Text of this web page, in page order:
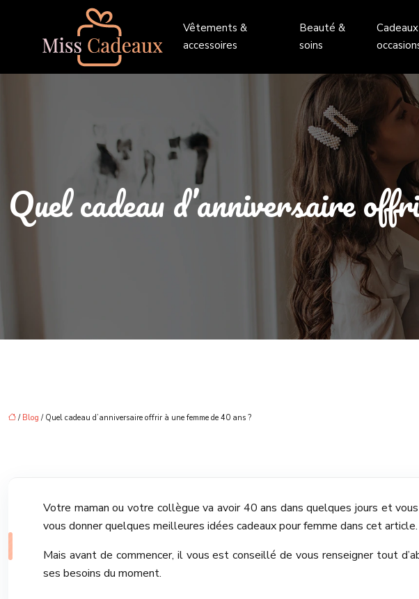
Vêtements &
accessoires
Beauté &
soins
Quel cadeau d’anniversaire
/ Blog / Quel cadeau d’anniversaire offrir à une femme de 40 ans ?
Votre maman ou votre collègue va avoir 40 ans dans quelques jours et
vous donner quelques meilleures idées cadeaux pour femme dans cet article.
Mais avant de commencer, il vous est conseillé de vous renseigner tout
ses besoins du moment.